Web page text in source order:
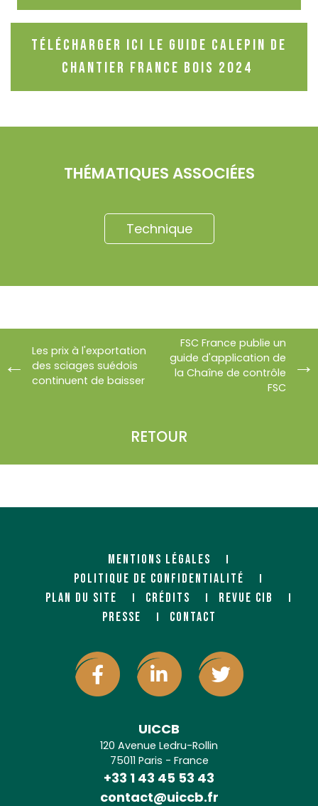
Télécharger ici le guide Calepin de
chantier France Bois 2024
THÉMATIQUES ASSOCIÉES
Technique
Les prix à l'exportation
des sciages suédois
continuent de baisser
RETOUR
FSC France publie un
guide d'application de
la Chaîne de contrôle
FSC
MENTIONS LÉGALES
POLITIQUE DE CONFIDENTIALITÉ
PLAN DU SITE
CRÉDITS
REVUE CIB
PRESSE
CONTACT
UICCB
120 Avenue Ledru-Rollin
75011 Paris - France
+33 1 43 45 53 43
contact@uiccb.fr